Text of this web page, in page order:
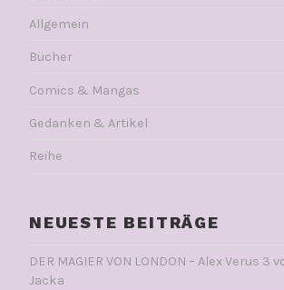
Allgemein
Bücher
Comics & Mangas
Gedanken & Artikel
Reihe
NEUESTE BEITRÄGE
DER MAGIER VON LONDON – Alex Verus 3
Jacka